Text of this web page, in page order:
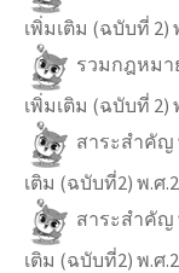
เพิ่มเติม (ฉบับที่ 2)
รวมกฎหมา
เพิ่มเติม (ฉบับที่ 2)
สาระสำคัญ
เติม (ฉบับที่2) พ.ศ
สาระสำคัญ
เติม (ฉบับที่2) พ.ศ